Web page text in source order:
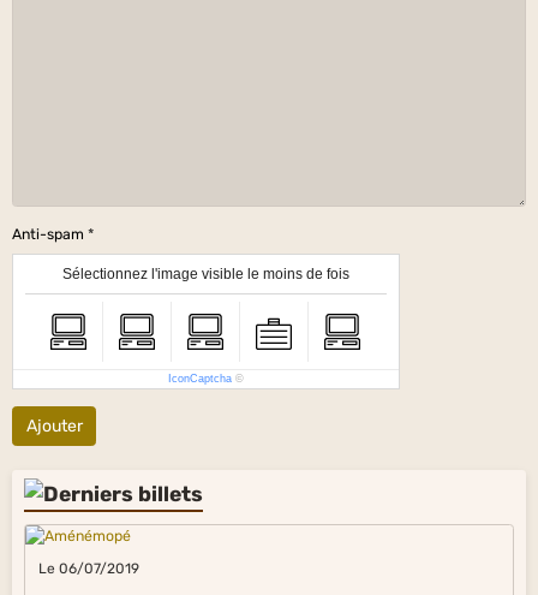
Anti-spam
Sélectionnez l'image visible le moins de fois
IconCaptcha ©
Ajouter
Le 06/07/2019